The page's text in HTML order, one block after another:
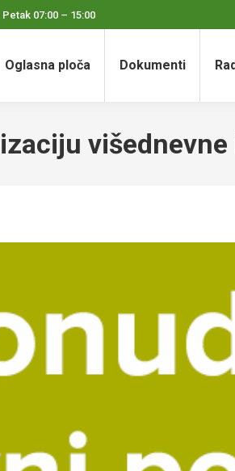
07:00 – 15:00
Oglasna ploča Dokumenti